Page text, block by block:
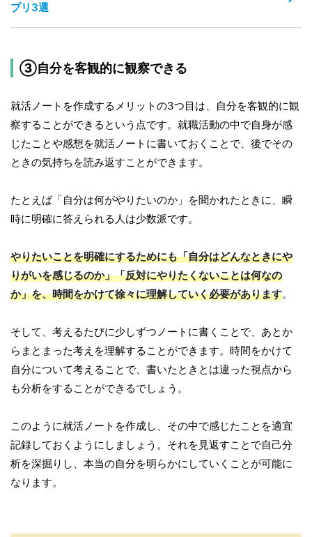
プリ3選
③自分を客観的に観察できる
就活ノートを作成するメリットの3つ目は、自分を客観的に観
察することができるという点です。就職活動の中で自身が感
じたことや感想を就活ノートに書いておくことで、後でその
ときの気持ちを読み返すことができます。
たとえば「自分は何がやりたいのか」を聞かれたときに、瞬
時に明確に答えられる人は少数派です。
やりたいことを明確にするためにも「自分はどんなときにや
りがいを感じるのか」「反対にやりたくないことは何なの
か」を、時間をかけて徐々に理解していく必要があります。
そして、考えるたびに少しずつノートに書くことで、あとか
らまとまった考えを理解することができます。時間をかけて
自分について考えることで、書いたときとは違った視点から
も分析をすることができるでしょう。
このように就活ノートを作成し、その中で感じたことを適宜
記録しておくようにしましょう。それを見返すことで自己分
析を深掘りし、本当の自分を明らかにしていくことが可能に
なります。